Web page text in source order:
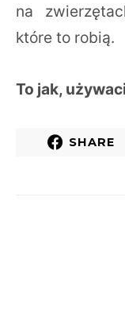
na
które to robią.
To jak,
SHARE